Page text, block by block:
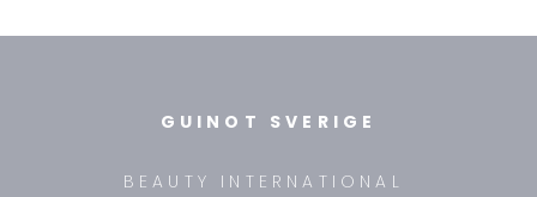
GUINOT SVERIGE
BEAUTY INTERNATIONAL